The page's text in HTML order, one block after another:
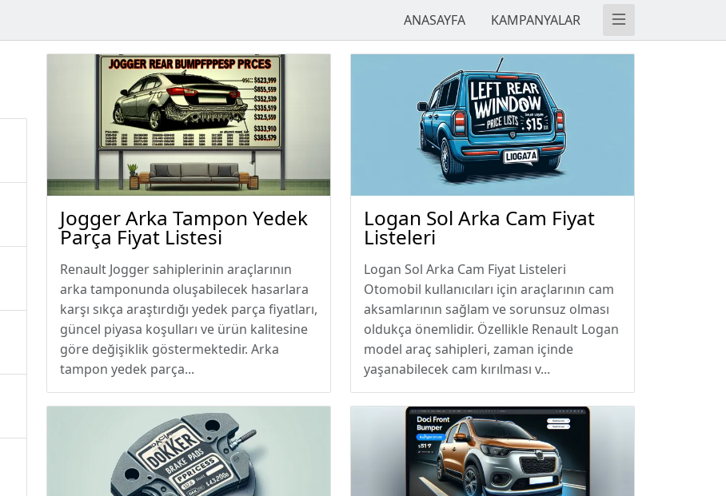
ANASAYFA KAMPANYALAR
Jogger Arka Tampon Yedek
Parça Fiyat Listesi
Renault Jogger sahiplerinin araçlarının
arka tamponunda oluşabilecek hasarlara
karşı sıkça araştırdığı yedek parça fiyatları,
güncel piyasa koşulları ve ürün kalitesine
göre değişiklik göstermektedir. Arka
tampon yedek parça...
Logan Sol Arka Cam Fiyat
Listeleri
Logan Sol Arka Cam Fiyat Listeleri
Otomobil kullanıcıları için araçlarının cam
aksamlarının sağlam ve sorunsuz olması
oldukça önemlidir. Özellikle Renault Logan
model araç sahipleri, zaman içinde
yaşanabilecek cam kırılması v...